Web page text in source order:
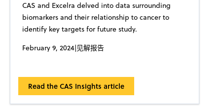
CAS and Excelra delved into data surrounding
biomarkers and their relationship to cancer to
identify key targets for future study.
February 9, 2024|见解报告
Read the CAS Insights article